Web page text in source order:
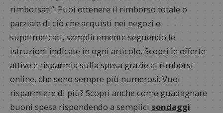
rimborsati”. Puoi ottenere il rimborso totale o
parziale di ciò che acquisti nei negozi e
supermercati, semplicemente seguendo le
istruzioni indicate in ogni articolo. Scopri le offerte
attive e risparmia sulla spesa grazie ai rimborsi
online, che sono sempre più numerosi. Vuoi
risparmiare di più? Scopri anche come guadagnare
buoni spesa rispondendo a semplici sondaggi